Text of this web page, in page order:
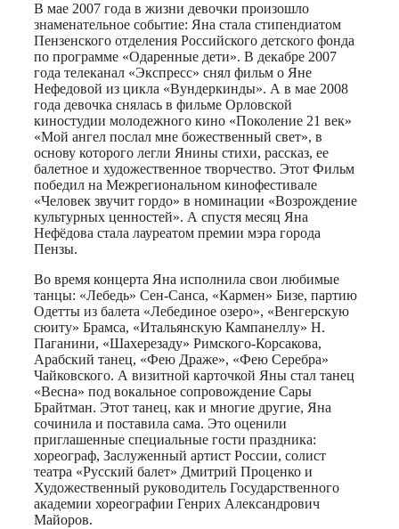
В мае 2007 года в жизни девочки произошло
знаменательное событие: Яна стала стипендиатом
Пензенского отделения Российского детского фонда
по программе «Одаренные дети». В декабре 2007
года телеканал «Экспресс» снял фильм о Яне
Нефедовой из цикла «Вундеркинды». А в мае 2008
года девочка снялась в фильме Орловской
киностудии молодежного кино «Поколение 21 век»
«Мой ангел послал мне божественный свет», в
основу которого легли Янины стихи, рассказ, ее
балетное и художественное творчество. Этот Фильм
победил на Межрегиональном кинофестивале
«Человек звучит гордо» в номинации «Возрождение
культурных ценностей». А спустя месяц Яна
Нефёдова стала лауреатом премии мэра города
Пензы.
Во время концерта Яна исполнила свои любимые
танцы: «Лебедь» Сен-Санса, «Кармен» Бизе, партию
Одетты из балета «Лебединое озеро», «Венгерскую
сюиту» Брамса, «Итальянскую Кампанеллу» Н.
Паганини, «Шахерезаду» Римского-Корсакова,
Арабский танец, «Фею Драже», «Фею Серебра»
Чайковского. А визитной карточкой Яны стал танец
«Весна» под вокальное сопровождение Сары
Брайтман. Этот танец, как и многие другие, Яна
сочинила и поставила сама. Это оценили
приглашенные специальные гости праздника:
хореограф, Заслуженный артист России, солист
театра «Русский балет» Дмитрий Проценко и
Художественный руководитель Государственного
академии хореографии Генрих Александрович
Майоров.